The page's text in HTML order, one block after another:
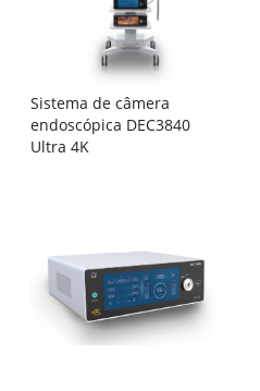
Sistema de câmera
endoscópica DEC3840
Ultra 4K